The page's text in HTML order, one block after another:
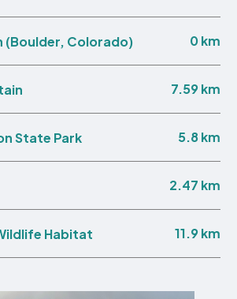
(Boulder, Colorado) 0 km
7.59 km
State Park 5.8 km
2.47 km
Habitat 11.9 km